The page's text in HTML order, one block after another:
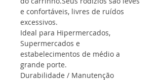
e confortáveis, livres de ruídos
excessivos.
Ideal para Hipermercados,
Supermercados e
estabelecimentos de médio a
grande porte.
Durabilidade / Manutenção